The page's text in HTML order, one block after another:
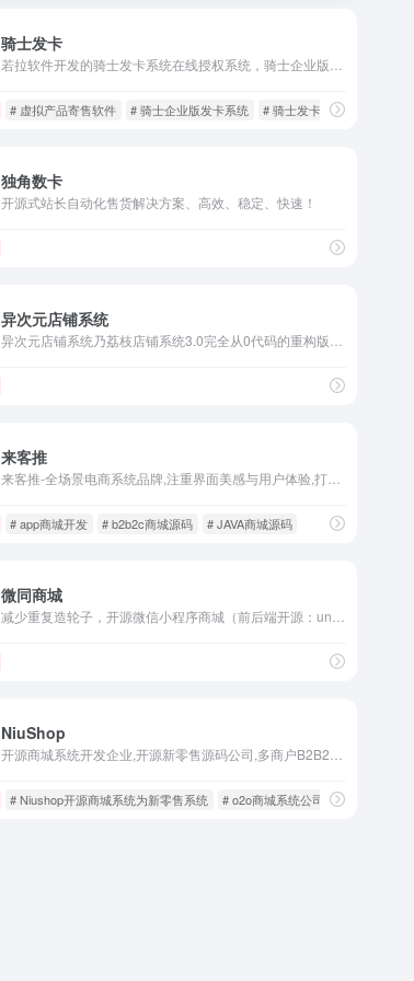
骑士发卡
# 虚拟产品寄售软件 # 骑士企业版发卡系统 # 骑士发卡系统
独角数卡
开源式站长自动化售货解决方案、高效、稳定、快速！
异次元店铺系统
来客推
# app商城开发 # b2b2c商城源码 # JAVA商城源码
微同商城
NiuShop
# Niushop开源商城系统为新零售系统 # o2o商城系统公司提供免费开源商